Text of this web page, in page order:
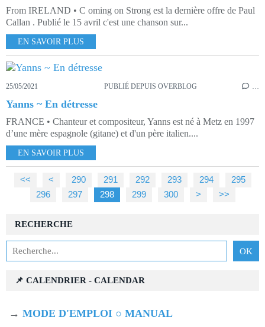
From IRELAND • C oming on Strong est la dernière offre de Paul
Callan . Publié le 15 avril c'est une chanson sur...
EN SAVOIR PLUS
25/05/2021 PUBLIÉ DEPUIS OVERBLOG …
Yanns ~ En détresse
FRANCE • Chanteur et compositeur, Yanns est né à Metz en 1997
d’une mère espagnole (gitane) et d'un père italien....
EN SAVOIR PLUS
<< < 200
210
220
230
240
250
260
270
280
290 291 292 293 294
295
296
297 298 299 300 400
> >>
RECHERCHE
📌 CALENDRIER - CALENDAR
→ MODE D'EMPLOI ○ MANUAL